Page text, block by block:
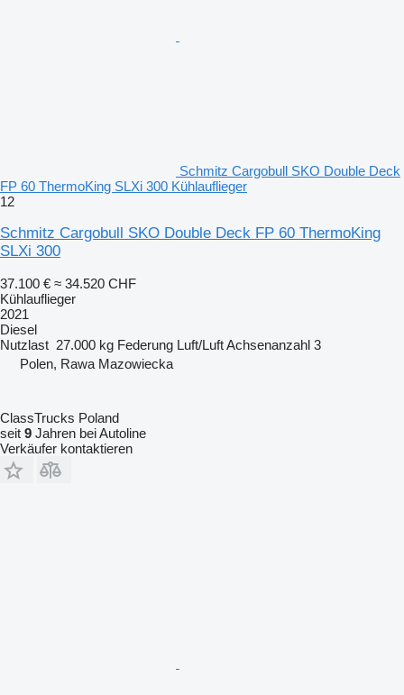
Schmitz Cargobull SKO Double Deck
FP 60 ThermoKing SLXi 300 Kühlauflieger
12
Schmitz Cargobull SKO Double Deck FP 60 ThermoKing
SLXi 300
37.100 € ≈ 34.520 CHF
Kühlauflieger
2021
Diesel
Nutzlast 27.000 kg Federung Luft/LuftAchsenanzahl 3
Polen, Rawa Mazowiecka
ClassTrucks Poland
seit 9 Jahren bei Autoline
Verkäufer kontaktieren